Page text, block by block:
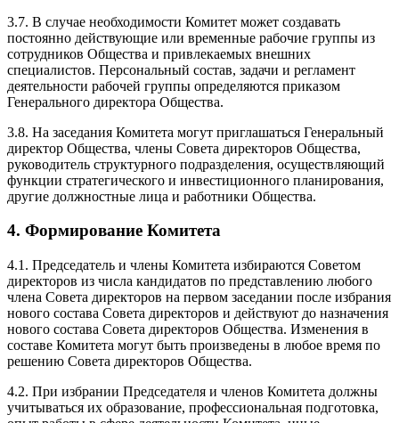
3.7. В случае необходимости Комитет может создавать
постоянно действующие или временные рабочие группы из
сотрудников Общества и привлекаемых внешних
специалистов. Персональный состав, задачи и регламент
деятельности рабочей группы определяются приказом
Генерального директора Общества.
3.8. На заседания Комитета могут приглашаться Генеральный
директор Общества, члены Совета директоров Общества,
руководитель структурного подразделения, осуществляющий
функции стратегического и инвестиционного планирования,
другие должностные лица и работники Общества.
4. Формирование Комитета
4.1. Председатель и члены Комитета избираются Советом
директоров из числа кандидатов по представлению любого
члена Совета директоров на первом заседании после избрания
нового состава Совета директоров и действуют до назначения
нового состава Совета директоров Общества. Изменения в
составе Комитета могут быть произведены в любое время по
решению Совета директоров Общества.
4.2. При избрании Председателя и членов Комитета должны
учитываться их образование, профессиональная подготовка,